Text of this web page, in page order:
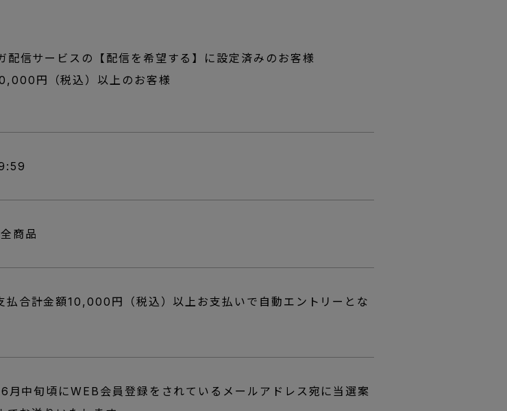
信サービスの【配信を希望する】に設定済みのお客様
円（税込）以上のお客様
商品
払合計金額10,000円（税込）以上お支払いで自動エントリーとな
月中旬頃にWEB会員登録をされているメールアドレス宛に当選案